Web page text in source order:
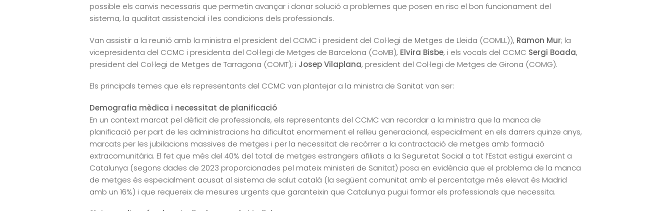
possible els canvis necessaris que permetin avançar i donar solució a problemes que posen en risc el bon funcionament del
sistema, la qualitat assistencial i les condicions dels professionals.
Van assistir a la reunió amb la ministra el president del CCMC i president del Col·legi de Metges de Lleida (COMLL)), Ramon Mur; la
vicepresidenta del CCMC i presidenta del Col·legi de Metges de Barcelona (CoMB), Elvira Bisbe, i els vocals del CCMC Sergi Boada,
president del Col·legi de Metges de Tarragona (COMT); i Josep Vilaplana, president del Col·legi de Metges de Girona (COMG).
Els principals temes que els representants del CCMC van plantejar a la ministra de Sanitat van ser:
Demografia mèdica i necessitat de planificació
En un context marcat pel dèficit de professionals, els representants del CCMC van recordar a la ministra que la manca de
planificació per part de les administracions ha dificultat enormement el relleu generacional, especialment en els darrers quinze anys,
marcats per les jubilacions massives de metges i per la necessitat de recórrer a la contractació de metges amb formació
extracomunitària. El fet que més del 40% del total de metges estrangers afiliats a la Seguretat Social a tot l’Estat estigui exercint a
Catalunya (segons dades de 2023 proporcionades pel mateix ministeri de Sanitat) posa en evidència que el problema de la manca
de metges és especialment acusat al sistema de salut català (la següent comunitat amb el percentatge més elevat és Madrid
amb un 16%) i que requereix de mesures urgents que garanteixin que Catalunya pugui formar els professionals que necessita.